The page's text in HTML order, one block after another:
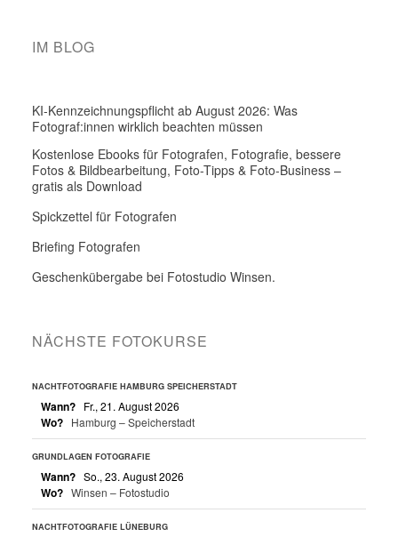
IM BLOG
KI-Kennzeichnungspflicht ab August 2026: Was
Fotograf:innen wirklich beachten müssen
Kostenlose Ebooks für Fotografen, Fotografie, bessere
Fotos & Bildbearbeitung, Foto-Tipps & Foto-Business –
gratis als Download
Spickzettel für Fotografen
Briefing Fotografen
Geschenkübergabe bei Fotostudio Winsen.
NÄCHSTE FOTOKURSE
NACHTFOTOGRAFIE HAMBURG SPEICHERSTADT
Wann? Fr., 21. August 2026
Wo? Hamburg – Speicherstadt
GRUNDLAGEN FOTOGRAFIE
Wann? So., 23. August 2026
Wo? Winsen – Fotostudio
NACHTFOTOGRAFIE LÜNEBURG